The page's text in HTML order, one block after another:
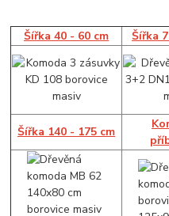
Šířka 40 - 60 cm Šířka
Šířka 140 - 175 cm